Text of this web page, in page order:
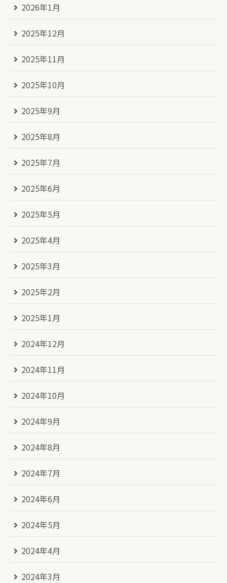
2026年1月
2025年12月
2025年11月
2025年10月
2025年9月
2025年8月
2025年7月
2025年6月
2025年5月
2025年4月
2025年3月
2025年2月
2025年1月
2024年12月
2024年11月
2024年10月
2024年9月
2024年8月
2024年7月
2024年6月
2024年5月
2024年4月
2024年3月